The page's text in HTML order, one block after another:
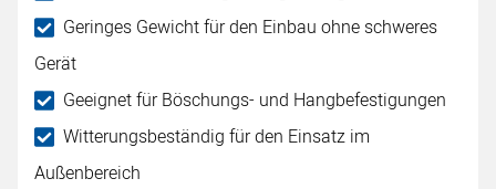
Geringes Gewicht für den Einbau ohne schweres
Gerät
Geeignet für Böschungs- und Hangbefestigungen
Witterungsbeständig für den Einsatz im
Außenbereich